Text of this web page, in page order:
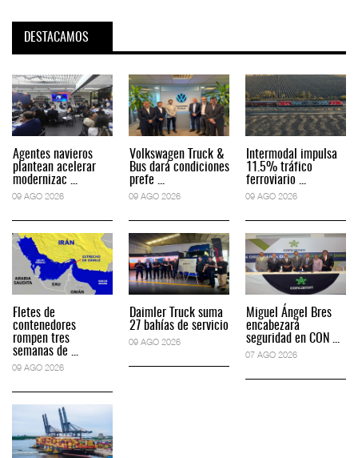
DESTACAMOS
Agentes navieros
plantean acelerar
modernizac ...
09 AGO 2026
Fletes de
contenedores
rompen tres
semanas de ...
09 AGO 2026
Volkswagen Truck &
Bus dará condiciones
prefe ...
09 AGO 2026
Daimler Truck suma
27 bahías de servicio
09 AGO 2026
Intermodal impulsa
11.5% tráfico
ferroviario ...
09 AGO 2026
Miguel Ángel Bres
encabezará
seguridad en CON ...
07 AGO 2026